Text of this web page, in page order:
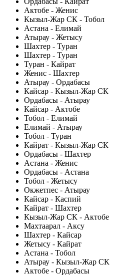
Актобе - Женис
Кызыл-Жар СК - Тобол
Астана - Елимай
Атырау - Жетысу
Шахтер - Туран
Шахтер - Туран
Туран - Кайрат
Женис - Шахтер
Атырау - Ордабасы
Кайсар - Кызыл-Жар СК
Ордабасы - Атырау
Кайсар - Актобе
Тобол - Елимай
Елимай - Атырау
Тобол - Туран
Кайрат - Кызыл-Жар СК
Ордабасы - Шахтер
Астана - Женис
Ордабасы - Астана
Тобол - Жетысу
Окжетпес - Атырау
Кайсар - Каспий
Кайрат - Шахтер
Кызыл-Жар СК - Актобе
Махтаарал - Аксу
Шахтер - Кайсар
Жетысу - Кайрат
Астана - Тобол
Атырау - Кызыл-Жар СК
Актобе - Ордабасы